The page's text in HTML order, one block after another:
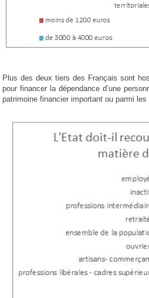
Plus des deux tiers des Français sont
pour financer la dépendance d’une
patrimoine financier important ou parmi